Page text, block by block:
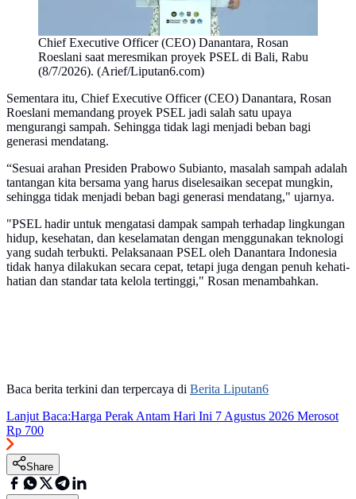
Chief Executive Officer (CEO) Danantara, Rosan
Roeslani saat meresmikan proyek PSEL di Bali, Rabu
(8/7/2026). (Arief/Liputan6.com)
Sementara itu, Chief Executive Officer (CEO) Danantara, Rosan
Roeslani memandang proyek PSEL jadi salah satu upaya
mengurangi sampah. Sehingga tidak lagi menjadi beban bagi
generasi mendatang.
“Sesuai arahan Presiden Prabowo Subianto, masalah sampah adalah
tantangan kita bersama yang harus diselesaikan secepat mungkin,
sehingga tidak menjadi beban bagi generasi mendatang," ujarnya.
"PSEL hadir untuk mengatasi dampak sampah terhadap lingkungan
hidup, kesehatan, dan keselamatan dengan menggunakan teknologi
yang sudah terbukti. Pelaksanaan PSEL oleh Danantara Indonesia
tidak hanya dilakukan secara cepat, tetapi juga dengan penuh kehati-
hatian dan standar tata kelola tertinggi," Rosan menambahkan.
Baca berita terkini dan terpercaya di Berita Liputan6
Lanjut Baca:Harga Perak Antam Hari Ini 7 Agustus 2026 Merosot
Rp 700
Share